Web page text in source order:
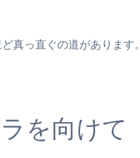
真っ直ぐの道があります。
を向けて